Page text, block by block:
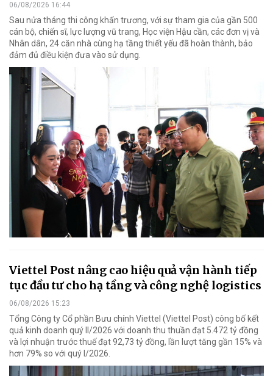
06/08/2026 16:44
Sau nửa tháng thi công khẩn trương, với sự tham gia của gần 500
cán bộ, chiến sĩ, lực lượng vũ trang, Học viện Hậu cần, các đơn vị và
Nhân dân, 24 căn nhà cùng hạ tầng thiết yếu đã hoàn thành, bảo
đảm đủ điều kiện đưa vào sử dụng.
Viettel Post nâng cao hiệu quả vận hành tiếp
tục đầu tư cho hạ tầng và công nghệ logistics
06/08/2026 15:23
Tổng Công ty Cổ phần Bưu chính Viettel (Viettel Post) công bố kết
quả kinh doanh quý II/2026 với doanh thu thuần đạt 5.472 tỷ đồng
và lợi nhuận trước thuế đạt 92,73 tỷ đồng, lần lượt tăng gần 15% và
hơn 79% so với quý I/2026.